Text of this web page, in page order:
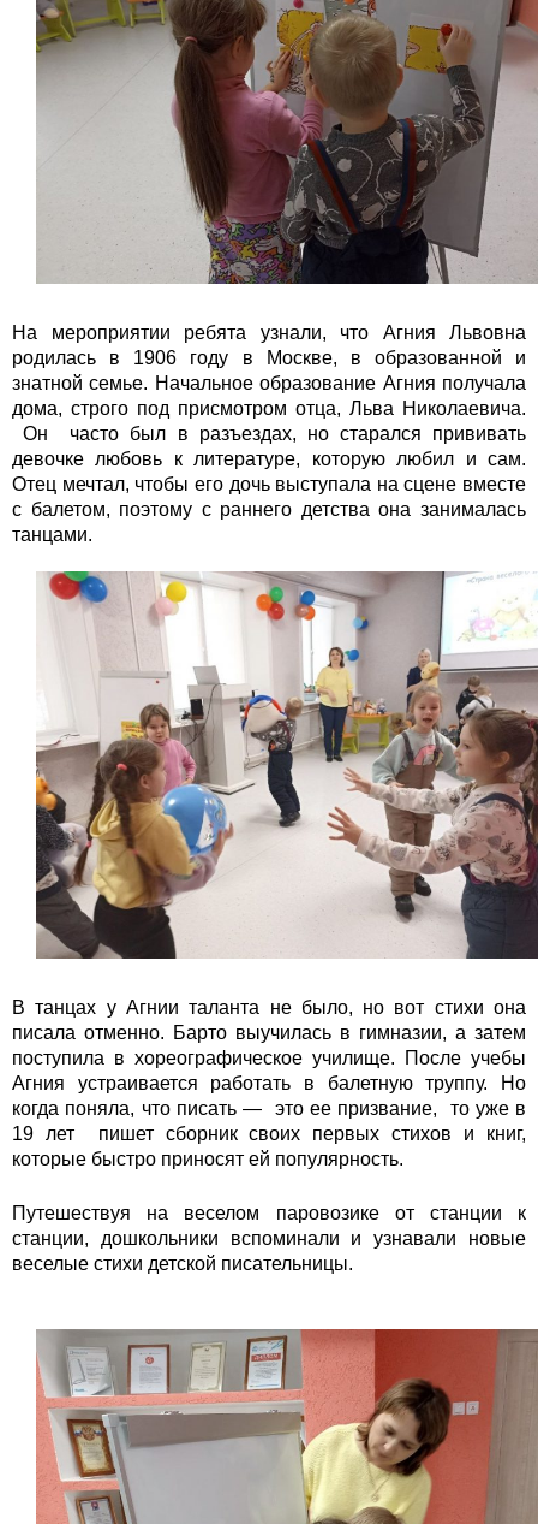
На мероприятии ребята узнали, что Агния Львовна
родилась в 1906 году в Москве, в образованной и
знатной семье. Начальное образование Агния получала
дома, строго под присмотром отца, Льва Николаевича.
Он часто был в разъездах, но старался прививать
девочке любовь к литературе, которую любил и сам.
Отец мечтал, чтобы его дочь выступала на сцене вместе
с балетом, поэтому с раннего детства она занималась
танцами.
В танцах у Агнии таланта не было, но вот стихи она
писала отменно. Барто выучилась в гимназии, а затем
поступила в хореографическое училище. После учебы
Агния устраивается работать в балетную труппу. Но
когда поняла, что писать — это ее призвание, то уже в
19 лет пишет сборник своих первых стихов и книг,
которые быстро приносят ей популярность.
Путешествуя на веселом паровозике от станции к
станции, дошкольники вспоминали и узнавали новые
веселые стихи детской писательницы.